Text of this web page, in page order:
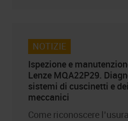
NOTIZIE
Ispezione e
Lenze MQA22P29.
sistemi di cuscinetti e
meccanici
Come riconoscere